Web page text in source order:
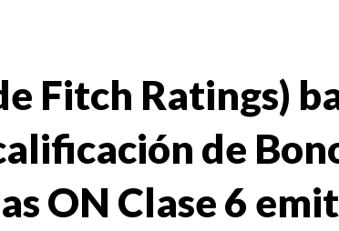
Fitch Ratings)
de
ON Clase 6